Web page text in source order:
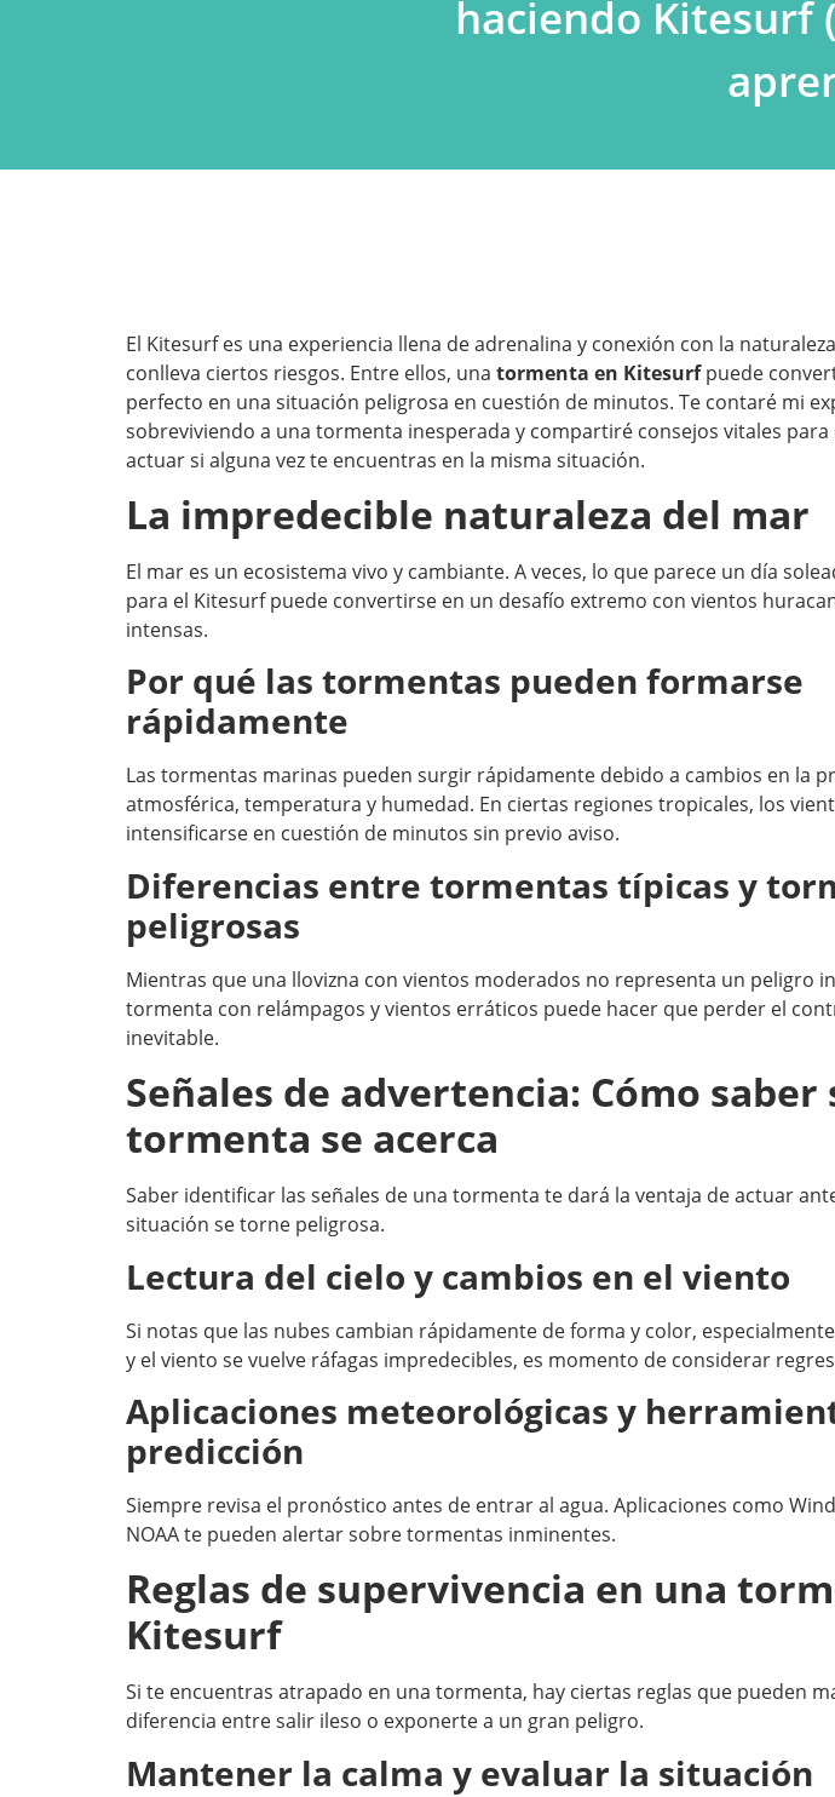
haciendo Kitesurf
El Kitesurf es una experiencia llena de adrenalina y conexión con la
conlleva ciertos riesgos. Entre ellos, una tormenta en Kitesurfpuede
perfecto en una situación peligrosa en cuestión de minutos. Te contaré mi
sobreviviendo a una tormenta inesperada y compartiré consejos vitales para
actuar si alguna vez te encuentras en la misma situación.
La impredecible naturaleza del mar
El mar es un ecosistema vivo y cambiante. A veces, lo que parece un día
para el Kitesurf puede convertirse en un desafío extremo con vientos
intensas.
Por qué las tormentas pueden formarse
rápidamente
Las tormentas marinas pueden surgir rápidamente debido a cambios en la
atmosférica, temperatura y humedad. En ciertas regiones tropicales, los
intensificarse en cuestión de minutos sin previo aviso.
Diferencias entre tormentas típicas y
peligrosas
Mientras que una llovizna con vientos moderados no representa un peligro
tormenta con relámpagos y vientos erráticos puede hacer que perder el
inevitable.
Señales de advertencia: Cómo saber
tormenta se acerca
Saber identificar las señales de una tormenta te dará la ventaja de actuar
situación se torne peligrosa.
Lectura del cielo y cambios en el viento
Si notas que las nubes cambian rápidamente de forma y color,
y el viento se vuelve ráfagas impredecibles, es momento de considerar
Aplicaciones meteorológicas y
predicción
Siempre revisa el pronóstico antes de entrar al agua. Aplicaciones como
NOAA te pueden alertar sobre tormentas inminentes.
Reglas de supervivencia en una
Kitesurf
Si te encuentras atrapado en una tormenta, hay ciertas reglas que pueden
diferencia entre salir ileso o exponerte a un gran peligro.
Mantener la calma y evaluar la situación